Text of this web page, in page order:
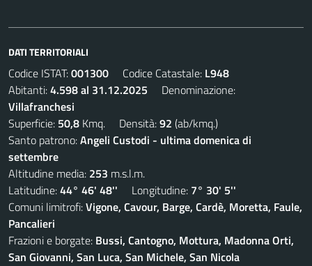
DATI TERRITORIALI
Codice ISTAT:001300 Codice Catastale: L948
Abitanti:4.598 al 31.12.2025 Denominazione:
Villafranchesi
Superficie: 50,8 Kmq. Densità:92 (ab/kmq.)
Santo patrono:Angeli Custodi - ultima domenica di
settembre
Altitudine media: 253 m.s.l.m.
Latitudine:44° 46' 48'' Longitudine: 7° 30' 5''
Comuni limitrofi:Vigone, Cavour, Barge, Cardè, Moretta, Faule,
Pancalieri
Frazioni e borgate: Bussi, Cantogno, Mottura, Madonna Orti,
San Giovanni, San Luca, San Michele, San Nicola